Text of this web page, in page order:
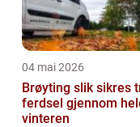
04 mai 2026
Brøyting slik sikres trygg
ferdsel gjennom
vinteren